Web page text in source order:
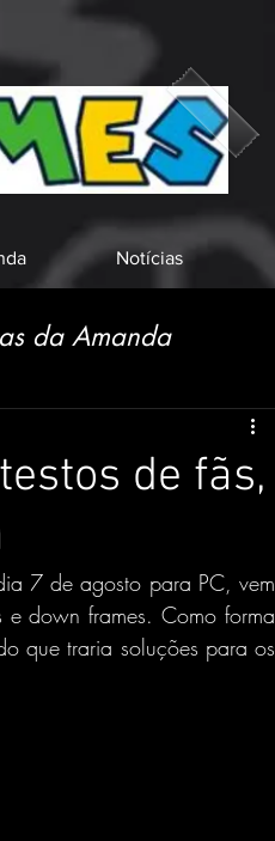
Notícias
da Amanda
de fãs,
7 de agosto para PC, vem
e down frames. Como forma
que traria soluções para os